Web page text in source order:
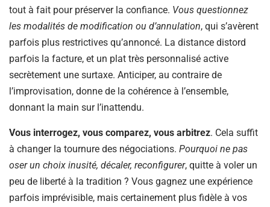
tout à fait pour préserver la confiance. Vous questionnez
les modalités de modification ou d’annulation, qui s’avèrent
parfois plus restrictives qu’annoncé. La distance distord
parfois la facture, et un plat très personnalisé active
secrètement une surtaxe. Anticiper, au contraire de
l’improvisation, donne de la cohérence à l’ensemble,
donnant la main sur l’inattendu.
Vous interrogez, vous comparez, vous arbitrez. Cela suffit
à changer la tournure des négociations. Pourquoi ne pas
oser un choix inusité, décaler, reconfigurer, quitte à voler un
peu de liberté à la tradition ? Vous gagnez une expérience
parfois imprévisible, mais certainement plus fidèle à vos